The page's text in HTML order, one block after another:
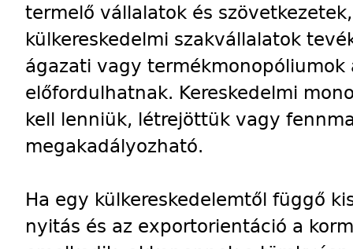
termelő vállalatok és
külkereskedelmi szakvállalatok
ágazati vagy termékmonopóliumok
előfordulhatnak. Kereskedelmi
kell lenniük, létrejöttük vagy
megakadályozható.
Ha egy külkereskedelemtől függő
nyitás és az exportorientáció a